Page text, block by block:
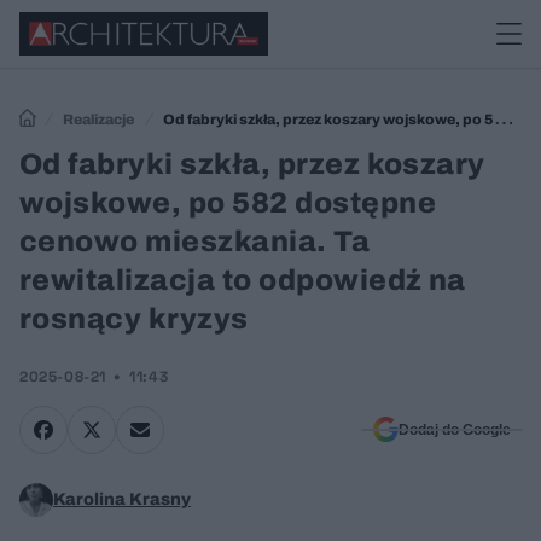
Realizacje
Od fabryki szkła, przez koszary wojskowe, po 582
dostępne cenowo mieszkania. Ta rewitalizacja to odpowiedź na
Od fabryki szkła, przez koszary
wojskowe, po 582 dostępne
cenowo mieszkania. Ta
rewitalizacja to odpowiedź na
rosnący kryzys
2025-08-21 11:43
Dodaj do Google
Karolina Krasny